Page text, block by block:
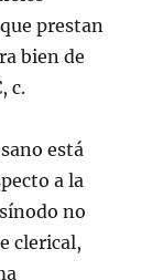
prestan
bien de
c.
está
a la
no
clerical,